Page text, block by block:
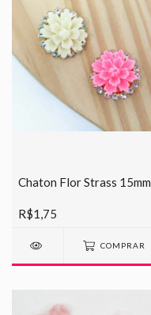
Chaton Flor Strass 15mm
R$1,75
COMPRAR